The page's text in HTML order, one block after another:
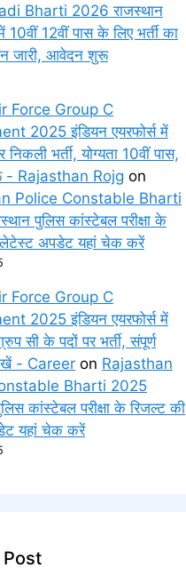
Bharti 2026 राजस्थान
10वीं 12वीं पास के लिए भर्ती का
जारी, आवेदन शुरू
Force Group C
2025 इंडियन एयरफोर्स में
निकली भर्ती, योग्यता 10वीं पास,
Rajasthan Rojg on
Police Constable Bharti
पुलिस कांस्टेबल परीक्षा के
लेटेस्ट अपडेट यहां चेक करें
Force Group C
2025 इंडियन एयरफोर्स में
सी के पदों पर भर्ती, संपूर्ण
- Career on Rajasthan
Bharti 2025
कांस्टेबल परीक्षा के रिजल्ट की
यहां चेक करें
Post